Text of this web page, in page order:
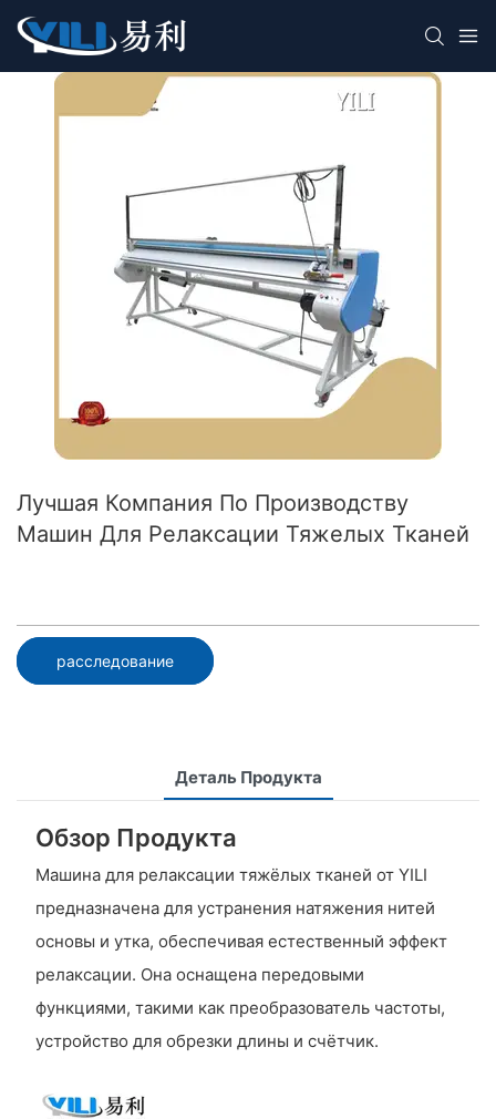
Лучшая Компания По Производству
Машин Для Релаксации Тяжелых Тканей
расследование
Деталь Продукта
Обзор Продукта
Машина для релаксации тяжёлых тканей от YILI
предназначена для устранения натяжения нитей
основы и утка, обеспечивая естественный эффект
релаксации. Она оснащена передовыми
функциями, такими как преобразователь частоты,
устройство для обрезки длины и счётчик.